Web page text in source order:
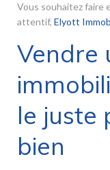
Vous souhaitez faire
attentif, Elyott
Vendre
le juste
bien